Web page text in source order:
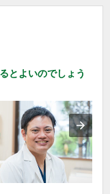
とよいのでしょう